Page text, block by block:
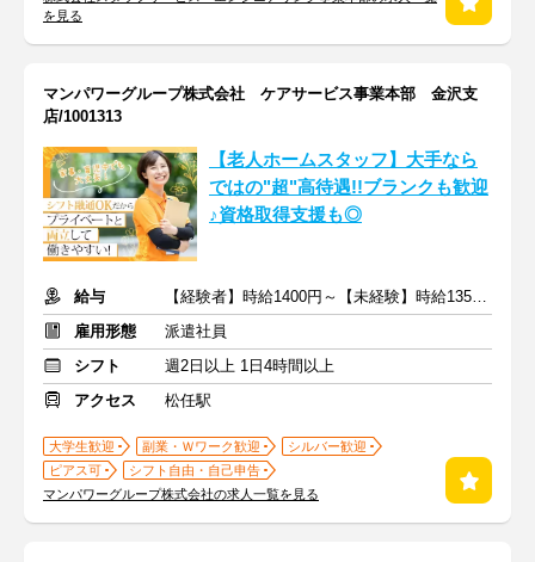
を見る
マンパワーグループ株式会社 ケアサービス事業本部 金沢支
店/1001313
【老人ホームスタッフ】大手なら
ではの"超"高待遇!!ブランクも歓迎
♪資格取得支援も◎
給与
【経験者】時給1400円～【未経験】時給1350円～ ※交通費全額
雇用形態
派遣社員
シフト
週2日以上 1日4時間以上
アクセス
松任駅
大学生歓迎 副業・Ｗワーク歓迎
シルバー歓迎
ピアス可
シフト自由・自己申告
マンパワーグループ株式会社の求人一覧を見る